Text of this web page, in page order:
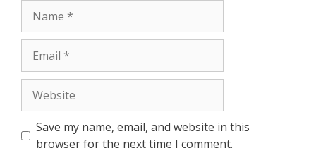
Save my name, email, and website in this
browser for the next time I comment.